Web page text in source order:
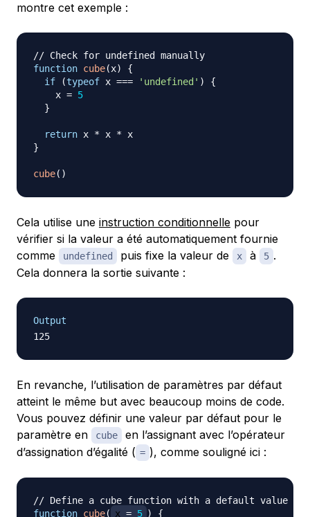
montre cet exemple :
// Check for undefined manually
function cube(x)
{
if
(typeof x === 'undefined' )
{
    x
= 5
}
return x * x *
}
cube( )
Cela utilise une instruction conditionnelle pour
vérifier si la valeur a été automatiquement fournie
comme
undefined puis fixe la valeur de x à 5 .
Cela donnera la sortie suivante :
Output
En revanche, l’utilisation de paramètres par défaut
atteint le même but avec beaucoup moins de code.
Vous pouvez définir une valeur par défaut pour le
paramètre en
cube
en l’assignant avec l’opérateur
d’assignation d’égalité ( = ), comme souligné ici :
// Define a cube function with a default value
function cube( x = 5 )
{